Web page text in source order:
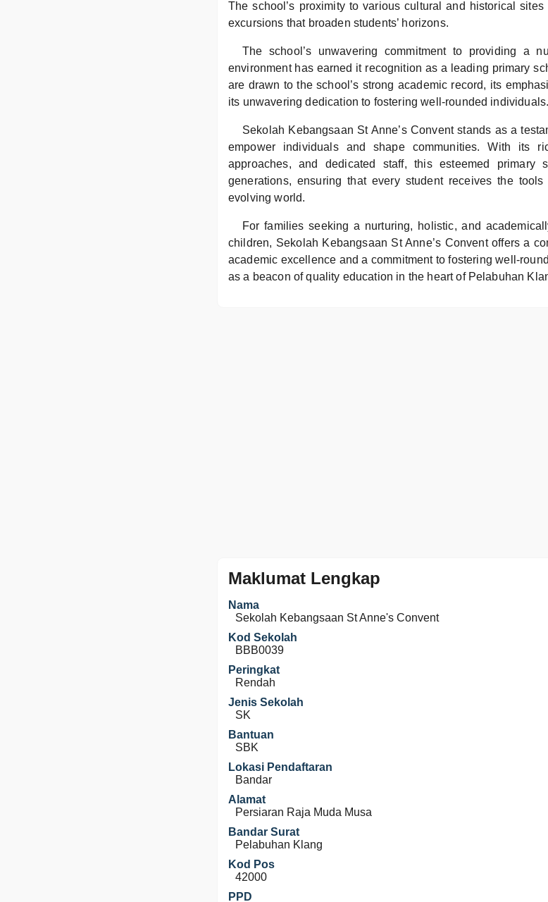
The school’s proximity to various cultural and historical
excursions that broaden students’ horizons.
The school’s unwavering commitment to providing a
environment has earned it recognition as a leading primary
are drawn to the school’s strong academic record, its
its unwavering dedication to fostering well-rounded individuals.
Sekolah Kebangsaan St Anne’s Convent stands as a
empower individuals and shape communities. With its
approaches, and dedicated staff, this esteemed primary
generations, ensuring that every student receives the
evolving world.
For families seeking a nurturing, holistic, and
children, Sekolah Kebangsaan St Anne’s Convent offers a
academic excellence and a commitment to fostering well-
as a beacon of quality education in the heart of Pelabuhan
Maklumat Lengkap
Nama
Sekolah Kebangsaan St Anne's Convent
Kod Sekolah
BBB0039
Peringkat
Rendah
Jenis Sekolah
SK
Bantuan
SBK
Lokasi Pendaftaran
Bandar
Alamat
Persiaran Raja Muda Musa
Bandar Surat
Pelabuhan Klang
Kod Pos
42000
PPD